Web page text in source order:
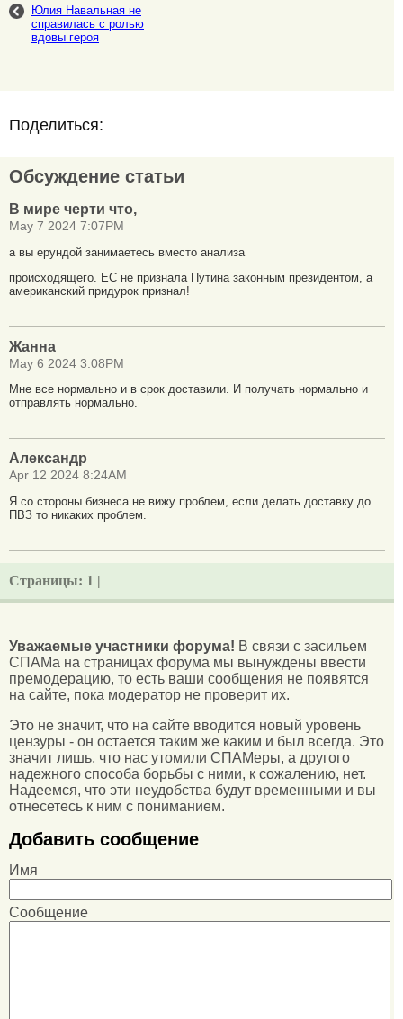
Юлия Навальная не
справилась с ролью
вдовы героя
Поделиться:
Обсуждение статьи
В мире черти что,
May 7 2024 7:07PM
а вы ерундой занимаетесь вместо анализа
происходящего. ЕС не признала Путина законным президентом, а
американский придурок признал!
Жанна
May 6 2024 3:08PM
Мне все нормально и в срок доставили. И получать нормально и
отправлять нормально.
Александр
Apr 12 2024 8:24AM
Я со стороны бизнеса не вижу проблем, если делать доставку до
ПВЗ то никаких проблем.
Страницы: 1 |
Уважаемые участники форума! В связи с засильем
СПАМа на страницах форума мы вынуждены ввести
премодерацию, то есть ваши сообщения не появятся
на сайте, пока модератор не проверит их.
Это не значит, что на сайте вводится новый уровень
цензуры - он остается таким же каким и был всегда. Это
значит лишь, что нас утомили СПАМеры, а другого
надежного способа борьбы с ними, к сожалению, нет.
Надеемся, что эти неудобства будут временными и вы
отнесетесь к ним с пониманием.
Добавить сообщение
Имя
Сообщение